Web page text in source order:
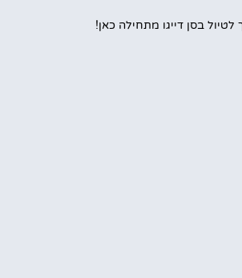
לטיול בסן דייגו מתחילה כאן!